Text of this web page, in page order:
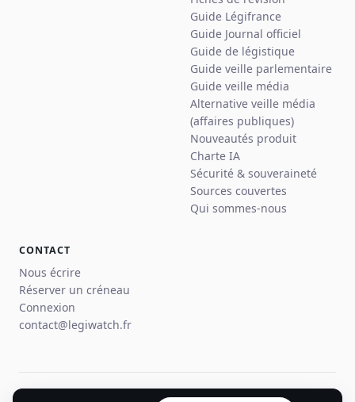
Guide Légifrance
Guide Journal officiel
Guide de légistique
Guide veille parlementaire
Guide veille média
Alternative veille média
(affaires publiques)
Nouveautés produit
Charte IA
Sécurité & souveraineté
Sources couvertes
Qui sommes-nous
CONTACT
Nous écrire
Réserver un créneau
Connexion
contact@legiwatch.fr